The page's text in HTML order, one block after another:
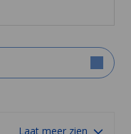
Laat meer zien